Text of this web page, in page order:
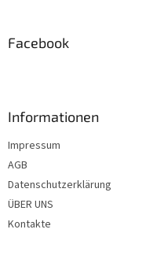
Facebook
Informationen
Impressum
AGB
Datenschutzerklärung
ÜBER UNS
Kontakte